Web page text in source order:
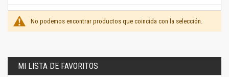
No podemos encontrar productos que coincida con la selección.
MI LISTA DE FAVORITOS